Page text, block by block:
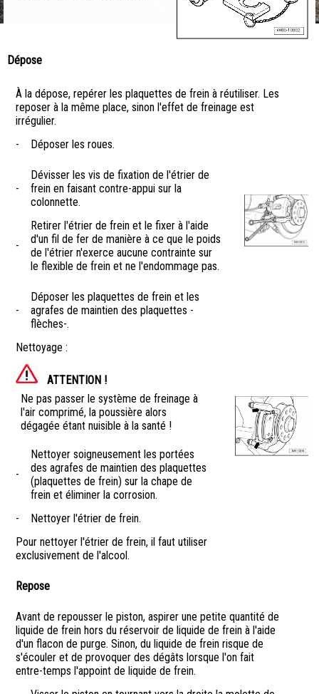
Dépose
À la dépose, repérer les plaquettes de frein à réutiliser. Les
reposer à la même place, sinon l'effet de freinage est
irrégulier.
-
Déposer les roues.
-
Dévisser les vis de fixation de l'étrier de
frein en faisant contre-appui sur la
colonnette.
-
Retirer l'étrier de frein et le fixer à l'aide
d'un fil de fer de manière à ce que le poids
de l'étrier n'exerce aucune contrainte sur
le flexible de frein et ne l'endommage pas.
-
Déposer les plaquettes de frein et les
agrafes de maintien des plaquettes -
flèches-.
Nettoyage :
ATTENTION !
Ne pas passer le système de freinage à
l'air comprimé, la poussière alors
dégagée étant nuisible à la santé !
-
Nettoyer soigneusement les portées
des agrafes de maintien des plaquettes
(plaquettes de frein) sur la chape de
frein et éliminer la corrosion.
-
Nettoyer l'étrier de frein.
Pour nettoyer l'étrier de frein, il faut utiliser
exclusivement de l'alcool.
Repose
Avant de repousser le piston, aspirer une petite quantité de
liquide de frein hors du réservoir de liquide de frein à l'aide
d'un flacon de purge. Sinon, du liquide de frein risque de
s'écouler et de provoquer des dégâts lorsque l'on fait
entre-temps l'appoint de liquide de frein.